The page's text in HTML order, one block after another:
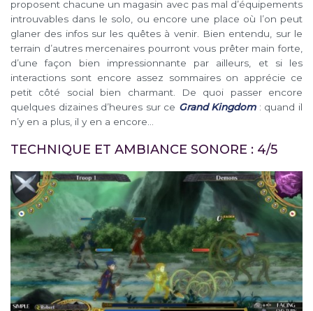
proposent chacune un magasin avec pas mal d’équipements
introuvables dans le solo, ou encore une place où l’on peut
glaner des infos sur les quêtes à venir. Bien entendu, sur le
terrain d’autres mercenaires pourront vous prêter main forte,
d’une façon bien impressionnante par ailleurs, et si les
interactions sont encore assez sommaires on apprécie ce
petit côté social bien charmant. De quoi passer encore
quelques dizaines d’heures sur ce Grand Kingdom: quand il
n’y en a plus, il y en a encore…
TECHNIQUE ET AMBIANCE SONORE : 4/5